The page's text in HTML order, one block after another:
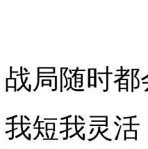
战局随时
短我灵